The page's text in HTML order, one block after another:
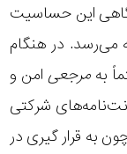
این حساسیت
می‌رسد. در هنگام
به مرجعی امن و
شرکتی
به قرار گیری در